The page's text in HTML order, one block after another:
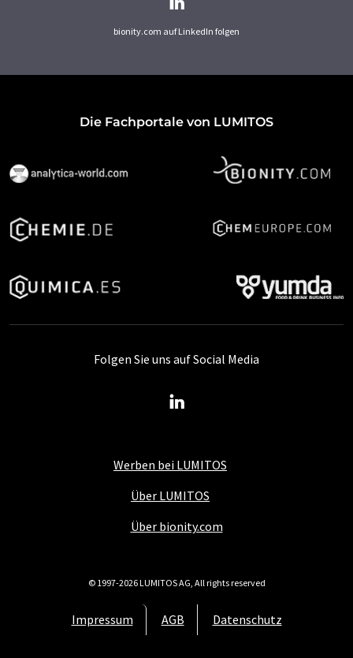
bionity.com auf LinkedIn folgen
Die Fachportale von LUMITOS
Werben bei LUMITOS
Über LUMITOS
Über bionity.com
Impressum AGB Datenschutz
Folgen Sie uns auf Social Media
© 1997-2026 LUMITOS AG, All rights reserved